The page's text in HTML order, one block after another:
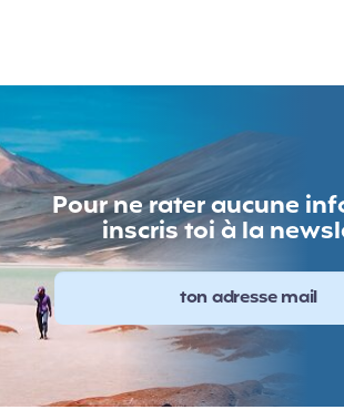
Pour ne rater aucune
inscris toi à la